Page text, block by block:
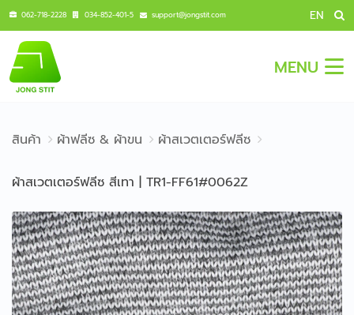
062-718-2228 034-852-401-5 support@jongstit.com EN
MENU
สินค้า ผ้าฟลีซ & ผ้าขน ผ้าสเวตเตอร์ฟลีซ
ผ้าสเวตเตอร์ฟลีซ สีเทา | TR1-FF61#0062Z